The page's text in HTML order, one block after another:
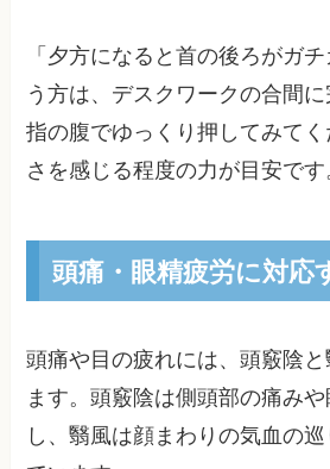
「夕方になると首の後ろがガ
う方は、デスクワークの合間に
指の腹でゆっくり押してみて
さを感じる程度の力が目安です
頭痛・眼精疲労に対応
頭痛や目の疲れには、頭竅陰
ます。頭竅陰は側頭部の痛み
し、翳風は顔まわりの気血の